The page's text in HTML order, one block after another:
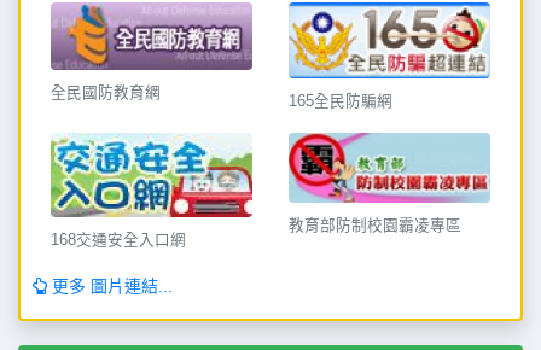
全民國防教育網 165全民防騙網
168交通安全入口網
教育部防制校園霸凌專區
更多 圖片連結...